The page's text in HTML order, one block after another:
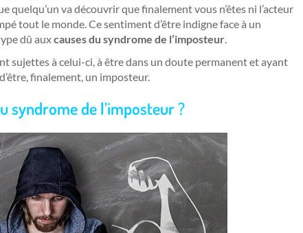
quelqu’un va découvrir que finalement vous n’êtes ni l’acteur
tout le monde. Ce sentiment d’être indigne face à un
dû auxcauses du syndrome de l’imposteur
sujettes à celui-ci, à être dans un doute permanent et ayant
finalement, un imposteur.
syndrome de l’imposteur ?